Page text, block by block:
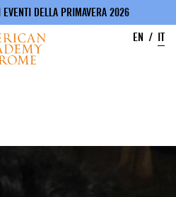
DELLA PRIMAVERA 2026
EN
IT